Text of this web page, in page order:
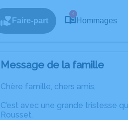
Faire-part
4
Hommages
Message de la famille
Chère famille, chers amis,
C’est avec une grande tristesse
Rousset.